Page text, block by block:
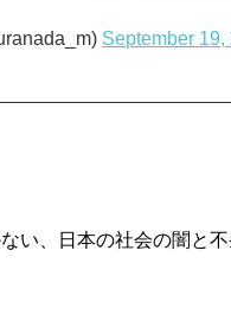
September 19,
い、日本の社会の闇と